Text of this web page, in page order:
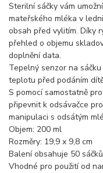
Sterilní sáčky vám
mateřského mléka v
obsah před vylitím. Díky
přehled o objemu
doplnění data.
Tepelný senzor na
teplotu před podáním
S pomocí samostatně
připevnit k odsávačce
manipulaci s odsátým
Objem: 200 ml
Rozměry: 19,9 x 9,8 cm
Balení obsahuje 50
Vhodné pro použití od